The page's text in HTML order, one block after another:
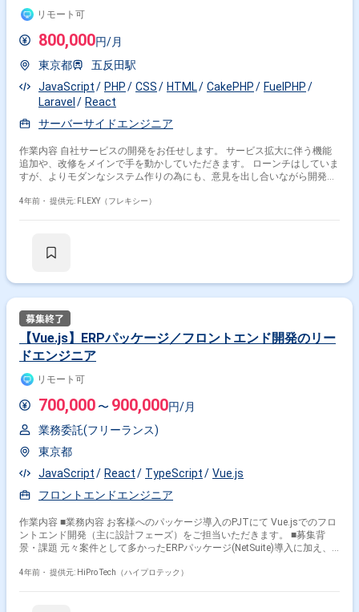
リモート可
800,000円/月
東京都
五反田駅
JavaScript
PHP CSS HTML CakePHP
FuelPHP
Laravel
React
サーバーサイドエンジニア
作業内容 自社サービスの開発をお任せします。 サービス拡大に伴う機能
追加や、改修をメインで手を動かしていただきます。 ローンチはしていま
すが、よりモダンなシステム作りの為にも、意見を出し合いながら開発を
ト側の理解もある方が望ましいです。 ＜開発環境等＞ フロント：
4年前・ 提供元: FLEXY（フレキシー）
【Vue.js】ERPパッケージ／フロントエンド開発のリー
ドエンジニア
リモート可
700,000 〜 900,000円/月
業務委託(フリーランス)
東京都
JavaScript
React TypeScript
Vue.js
フロントエンドエンジニア
作業内容 ■業務内容 お客様へのパッケージ導入のPJTにて Vue.jsでのフロ
ントエンド開発（主に設計フェーズ）をご担当いただきます。 ■募集背
景・課題 元々案件として多かったERPパッケージ(NetSuite)導入に加え、
注出荷管理を補った 受注出荷管理システムを組み合わせた案件が増加。
4年前・ 提供元: HiPro Tech（ハイプロテック）
その他の条件で検索する
その他開発言語・スキルから探す
TypeScript JavaScript
Next.js
CSS HTML PHP Python
その他の職種から探す
フロントエンドエンジニア
スマホアプリエンジニア